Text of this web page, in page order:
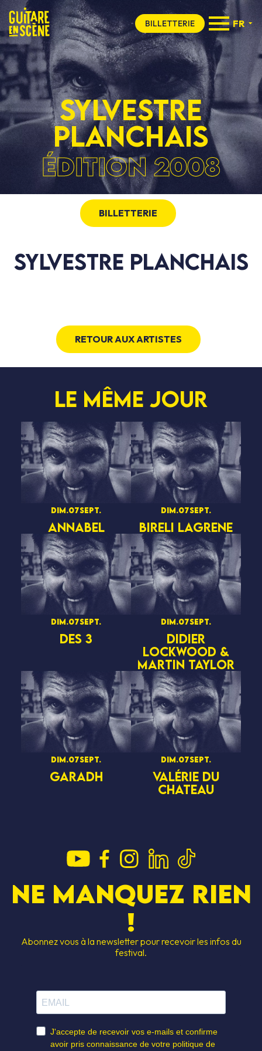
BILLETTERIE FR
SYLVESTRE
PLANCHAIS
ÉDITION 2008
BILLETTERIE
SYLVESTRE PLANCHAIS
RETOUR AUX ARTISTES
Le même jour
dim.07sept.
ANNABEL
dim.07sept.
BIRELI LAGRENE
dim.07sept.
DES 3
dim.07sept.
DIDIER
LOCKWOOD &
MARTIN TAYLOR
dim.07sept.
GARADH
dim.07sept.
VALÉRIE DU
CHATEAU
Ne manquez rien
!
Abonnez vous à la newsletter pour recevoir les infos du
festival.